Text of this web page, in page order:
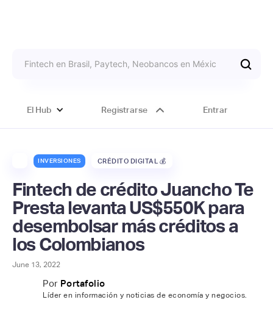
El Hub Registrarse Entrar
INVERSIONES CRÉDITO DIGITAL 💰
Fintech de crédito Juancho Te
Presta levanta US$550K para
desembolsar más créditos a
los Colombianos
June 13, 2022
Por Portafolio
Líder en información y noticias de economía y negocios.